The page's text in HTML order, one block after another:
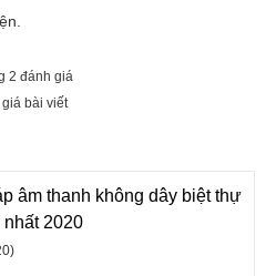
2 đánh giá
bài viết
âm thanh không dây biệt thự
nhất 2020